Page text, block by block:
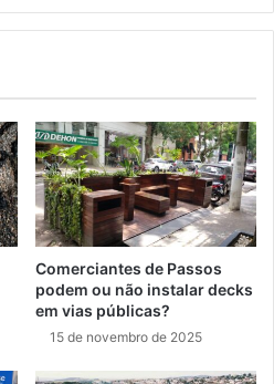
Comerciantes de Passos
podem ou não instalar decks
em vias públicas?
15 de novembro de 2025